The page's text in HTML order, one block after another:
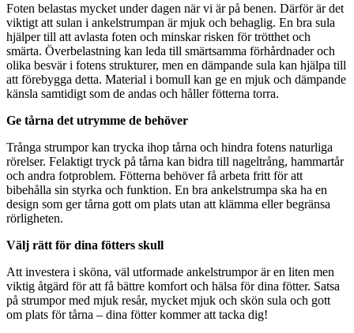
Foten belastas mycket under dagen när vi är på benen. Därför är det
viktigt att sulan i ankelstrumpan är mjuk och behaglig. En bra sula
hjälper till att avlasta foten och minskar risken för trötthet och
smärta. Överbelastning kan leda till smärtsamma förhårdnader och
olika besvär i fotens strukturer, men en dämpande sula kan hjälpa till
att förebygga detta. Material i bomull kan ge en mjuk och dämpande
känsla samtidigt som de andas och håller fötterna torra.
Ge tårna det utrymme de behöver
Trånga strumpor kan trycka ihop tårna och hindra fotens naturliga
rörelser. Felaktigt tryck på tårna kan bidra till nageltrång, hammartår
och andra fotproblem. Fötterna behöver få arbeta fritt för att
bibehålla sin styrka och funktion. En bra ankelstrumpa ska ha en
design som ger tårna gott om plats utan att klämma eller begränsa
rörligheten.
Välj rätt för dina fötters skull
Att investera i sköna, väl utformade ankelstrumpor är en liten men
viktig åtgärd för att få bättre komfort och hälsa för dina fötter. Satsa
på strumpor med mjuk resår, mycket mjuk och skön sula och gott
om plats för tårna – dina fötter kommer att tacka dig!